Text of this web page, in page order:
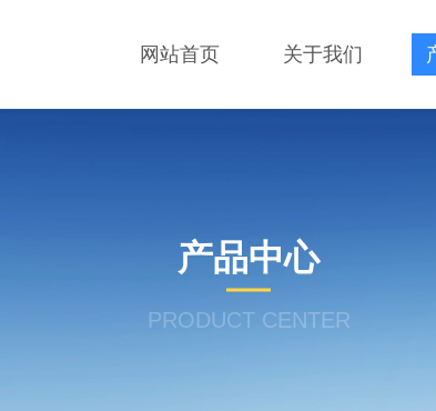
网站首页 关于我们
产品中心
PRODUCT CENTER